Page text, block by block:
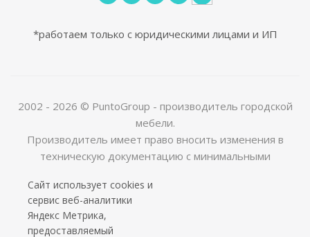
*работаем только с юридическими лицами и ИП
2002 - 2026 © PuntoGroup - производитель городской
мебели.
Производитель имеет право вносить изменения в
техническую документацию с минимальными
ООО «Алюдеко-К» ИНН 4401028410 ОГРН
1024400509121
Сайт использует cookies и
сервис веб-аналитики
Яндекс Метрика,
предоставляемый